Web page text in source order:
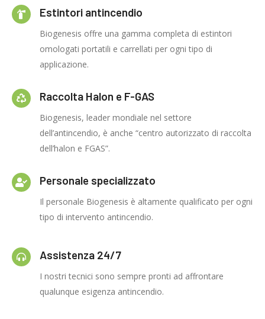
Estintori antincendio
Biogenesis offre una gamma completa di estintori
omologati portatili e carrellati per ogni tipo di
applicazione.
Raccolta Halon e F-GAS
Biogenesis, leader mondiale nel settore
dell’antincendio, è anche “centro autorizzato di raccolta
dell’halon e FGAS”.
Personale specializzato
Il personale Biogenesis è altamente qualificato per ogni
tipo di intervento antincendio.
Assistenza 24/7
I nostri tecnici sono sempre pronti ad affrontare
qualunque esigenza antincendio.